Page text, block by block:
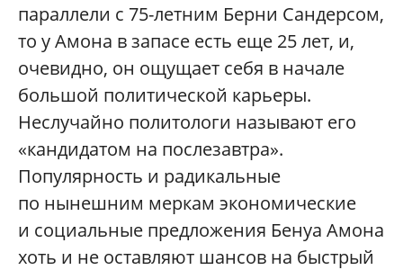
параллели с 75-летним Берни Сандерсом,
то у Амона в запасе есть еще 25 лет, и,
очевидно, он ощущает себя в начале
большой политической карьеры.
Неслучайно политологи называют его
«кандидатом на послезавтра».
Популярность и радикальные
по нынешним меркам экономические
и социальные предложения Бенуа Амона
хоть и не оставляют шансов на быстрый